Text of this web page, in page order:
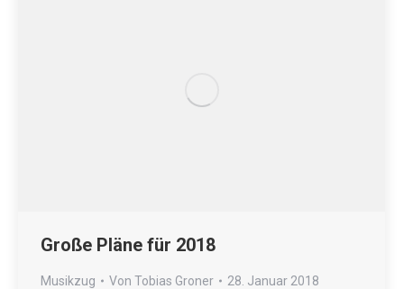
Große Pläne für 2018
Musikzug Von Tobias Groner 28. Januar 2018